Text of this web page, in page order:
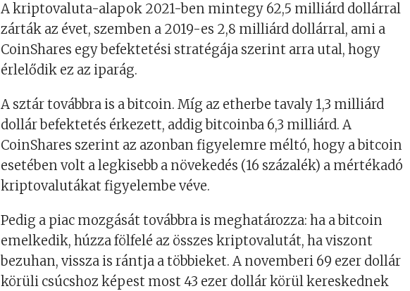
A kriptovaluta-alapok 2021-ben mintegy 62,5 milliárd dollárral
zárták az évet, szemben a 2019-es 2,8 milliárd dollárral, ami a
CoinShares egy befektetési stratégája szerint arra utal, hogy
érlelődik ez az iparág.
A sztár továbbra is a bitcoin. Míg az etherbe tavaly 1,3 milliárd
dollár befektetés érkezett, addig bitcoinba 6,3 milliárd. A
CoinShares szerint az azonban figyelemre méltó, hogy a bitcoin
esetében volt a legkisebb a növekedés (16 százalék) a mértékadó
kriptovalutákat figyelembe véve.
Pedig a piac mozgását továbbra is meghatározza: ha a bitcoin
emelkedik, húzza fölfelé az összes kriptovalutát, ha viszont
bezuhan, vissza is rántja a többieket. A novemberi 69 ezer dollár
körüli csúcshoz képest most 43 ezer dollár körül kereskednek